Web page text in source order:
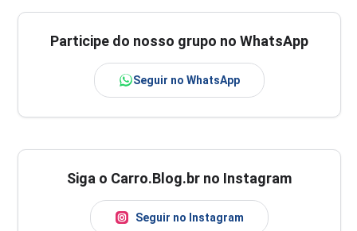
Participe do nosso grupo no WhatsApp
Seguir no WhatsApp
Siga o Carro.Blog.br no Instagram
Seguir no Instagram